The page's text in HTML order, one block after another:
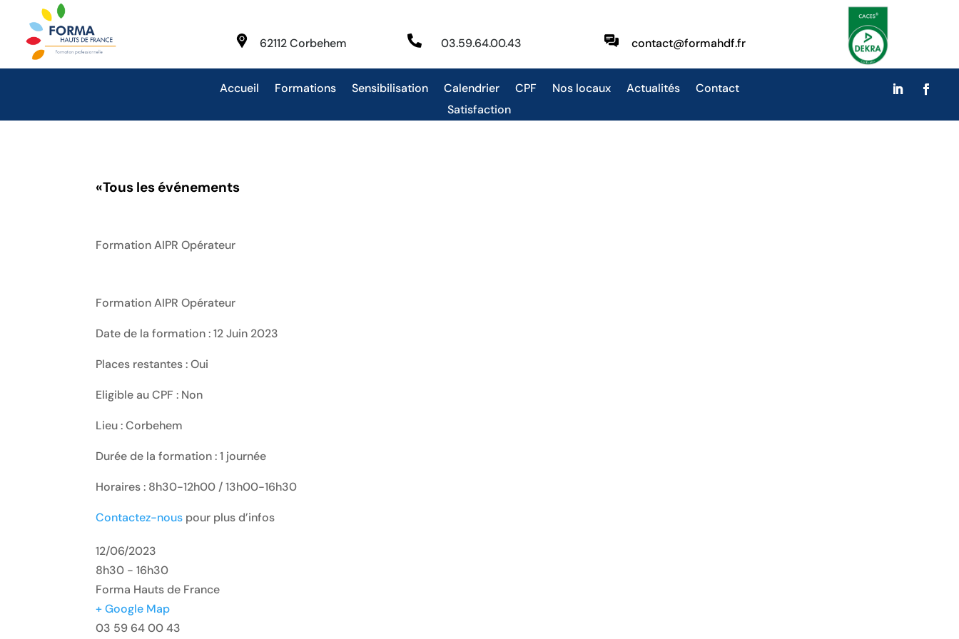
62112 Corbehem  03.59.64.00.43 contact@formahdf.fr
Accueil Formations Sensibilisation Calendrier CPF Nos locaux Actualités
Contact
Satisfaction
«Tous les événements
Formation AIPR Opérateur
Formation AIPR Opérateur
Date de la formation : 12 Juin 2023
Places restantes : Oui
Eligible au CPF : Non
Lieu : Corbehem
Durée de la formation : 1 journée
Horaires : 8h30-12h00 / 13h00-16h30
Contactez-nous pour plus d’infos
12/06/2023
8h30 - 16h30
Forma Hauts de France
+ Google Map
03 59 64 00 43